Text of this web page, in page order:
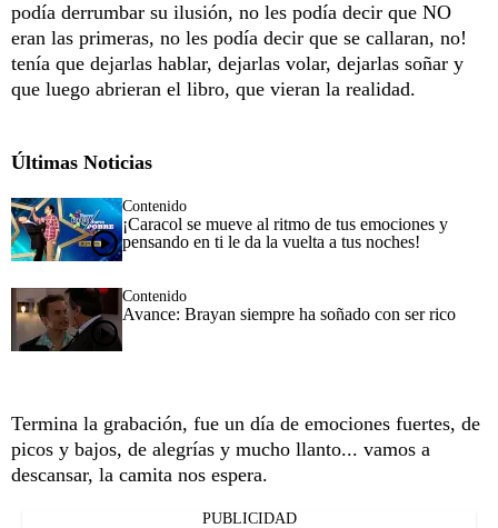
podía derrumbar su ilusión, no les podía decir que NO
eran las primeras, no les podía decir que se callaran, no!
tenía que dejarlas hablar, dejarlas volar, dejarlas soñar y
que luego abrieran el libro, que vieran la realidad.
Últimas Noticias
Contenido
¡Caracol se mueve al ritmo de tus emociones y
pensando en ti le da la vuelta a tus noches!
Contenido
Avance: Brayan siempre ha soñado con ser rico
Termina la grabación, fue un día de emociones fuertes, de
picos y bajos, de alegrías y mucho llanto... vamos a
descansar, la camita nos espera.
PUBLICIDAD